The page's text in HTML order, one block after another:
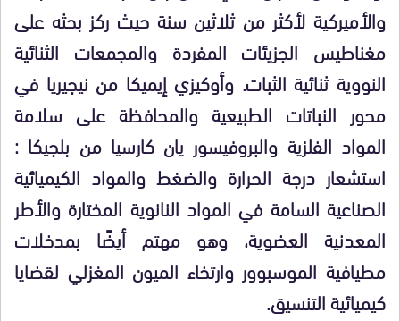
والأميركية لأكثر من ثلاثين سنة حيث ركز بحثه على
مغناطيس الجزيئات المفردة والمجمعات الثنائية
النووية ثنائية الثبات. وأوكيزي إيميكا من نيجيريا في
محور النباتات الطبيعية والمحافظة على سلامة
المواد الفلزية والبروفيسور يان كارسيا من بلجيكا :
استشعار درجة الحرارة والضغط والمواد الكيميائية
الصناعية السامة في المواد النانوية المختارة والأطر
المعدنية العضوية، وهو مهتم أيضًا بمدخلات
مطيافية الموسبوور وارتخاء الميون المغزلي لقضايا
كيميائية التنسيق.